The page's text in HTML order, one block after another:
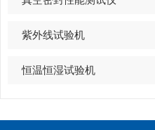
紫外线试验机
恒温恒湿试验机